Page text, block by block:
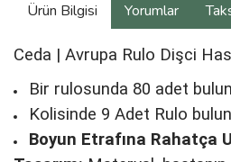
Ürün Bilgisi Yorumlar
Ceda | Avrupa Rulo Dişci
Bir rulosunda 80 adet
Kolisinde 9 Adet Rulo
Boyun Etrafına Rahatça